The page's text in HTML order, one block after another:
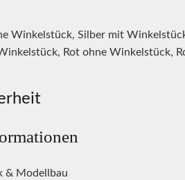
Winkelstück, Silber mit
Rot ohne Winkelstück,
& Modellbau